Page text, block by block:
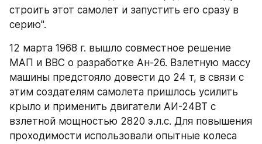
строить этот самолет и запустить его сразу в
серию".
12 марта 1968 г. вышло совместное решение
МАП и ВВС о разработке Ан-26. Взлетную массу
машины предстояло довести до 24 т, в связи с
этим создателям самолета пришлось усилить
крыло и применить двигатели АИ-24ВТ с
взлетной мощностью 2820 э.л.с. Для повышения
проходимости использовали опытные колеса